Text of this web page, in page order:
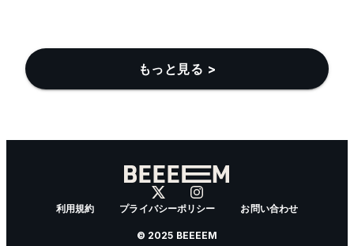
もっと見る >
利用規約 プライバシーポリシー お問い合わせ
© 2025 BEEEEM